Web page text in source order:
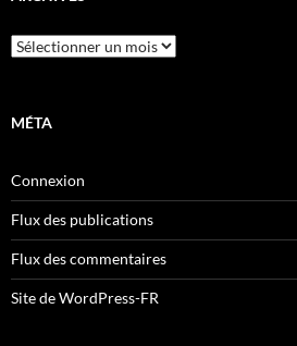
Archives
MÉTA
Connexion
Flux des publications
Flux des commentaires
Site de WordPress-FR